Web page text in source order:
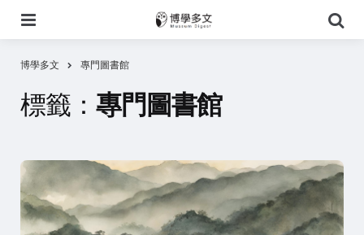
尋
博學多文 專門圖書館
標籤： 專門圖書館